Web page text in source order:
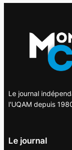
Le journal
l'UQAM depuis
Le journal